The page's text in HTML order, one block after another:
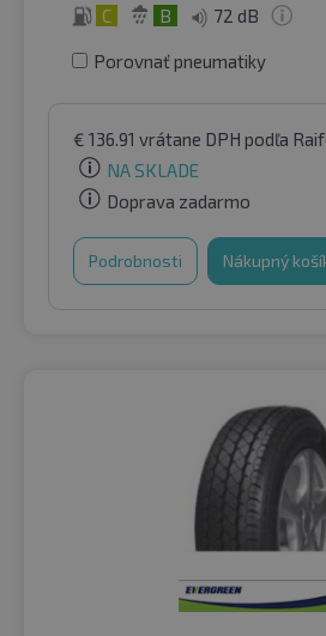
C B 72 dB
Porovnať pneumatiky
€ 136.91 vrátane DPH podľa
NA SKLADE
Doprava zadarmo
Podrobnosti Nákupný